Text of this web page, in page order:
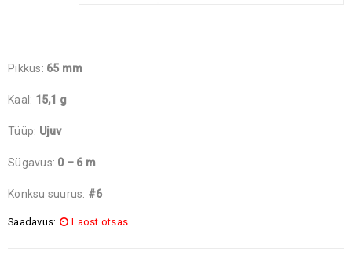
Pikkus: 65 mm
Kaal: 15,1 g
Tüüp: Ujuv
Sügavus: 0 – 6 m
Konksu suurus: #6
Saadavus: Laost otsas